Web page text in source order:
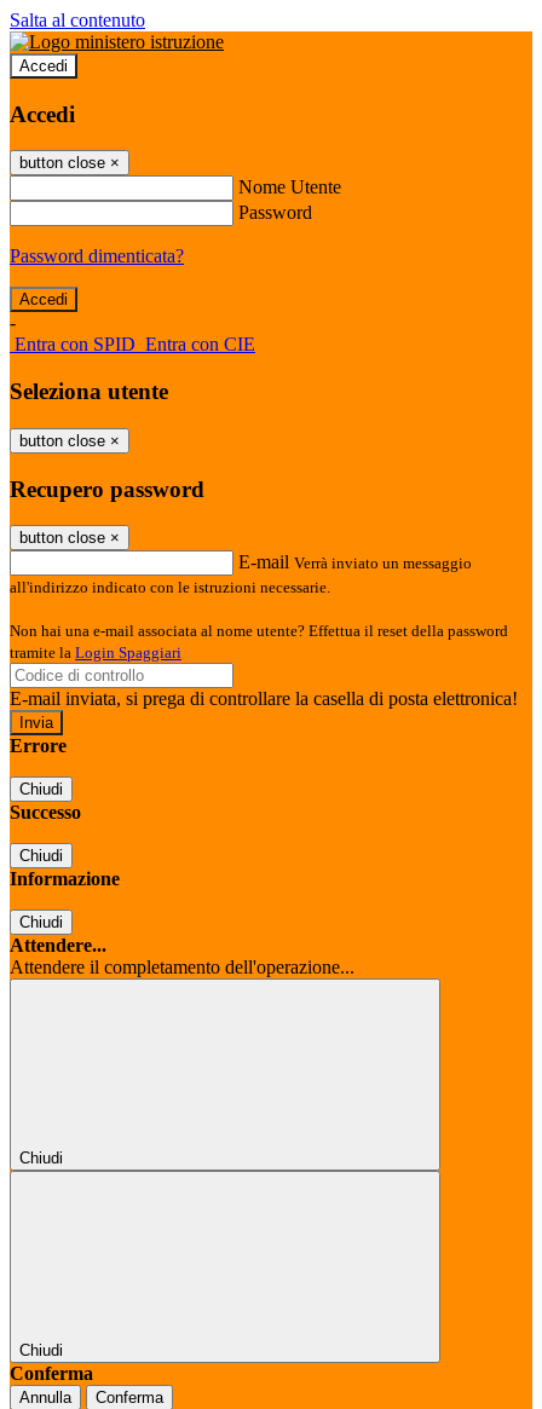
Salta al contenuto
Accedi
Accedi
button close ×
Nome Utente
Password
Password dimenticata?
-
Entra con SPID Entra con CIE
Seleziona utente
button close ×
Recupero password
button close ×
E-mail Verrà inviato un messaggio
all'indirizzo indicato con le istruzioni necessarie.
Non hai una e-mail associata al nome utente? Effettua il reset della password
tramite la Login Spaggiari
E-mail inviata, si prega di controllare la casella di posta elettronica!
Errore
Chiudi
Successo
Chiudi
Informazione
Chiudi
Attendere...
Attendere il completamento dell'operazione...
Chiudi
Chiudi
Conferma
Annulla Conferma